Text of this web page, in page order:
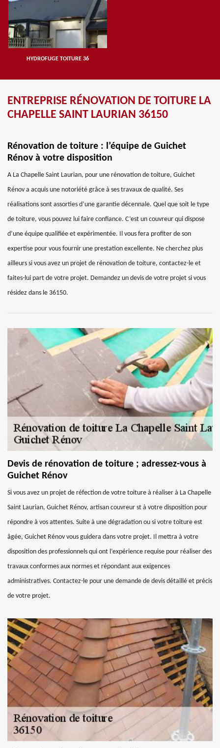
HYDROFUGE TOITURE 36
ENTREPRISE RÉNOVATION DE TOITURE LA
CHAPELLE SAINT LAURIAN 36150
Rénovation de toiture : l’équipe de Guichet
Rénov à votre disposition
A La Chapelle Saint Laurian, pour une rénovation de toiture, Guichet
Rénov a acquis une notoriété grâce à ses travaux de qualité. Ses
réalisations sont assorties d’une garantie décennale. Quel que soit le type
de toiture, vous pouvez lui faire confiance. C’est un couvreur qui dispose
d’une équipe qualifiée et expérimentée. Il vous fera profiter de son
expertise pour vous fournir une prestation excellente. Ne cherchez plus
ailleurs si vous avez un projet de rénovation de toiture, contactez-le et
faites-lui part de votre projet. Demandez un devis de votre projet si vous
résidez dans le 36150.
Devis de rénovation de toiture ; adressez-vous à
Guichet Rénov
Si vous avez un projet de réfection de votre toiture à réaliser à La Chapelle
Saint Laurian, Guichet Rénov, artisan couvreur st à votre disposition pour
répondre à vos attentes. Suite à une dégradation ou si votre toiture est
âgée, Guichet Rénov vous guidera dans votre projet. Il mettra à votre
disposition des professionnels qui ont l’expérience requise pour réaliser des
travaux conformes aux normes et répondant aux exigences
administratives. Contactez-le pour une demande de devis détaillé et précis
de votre projet.